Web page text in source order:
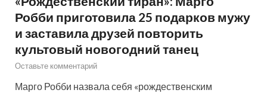
Робби приготовила 25 подарков мужу
и заставила друзей повторить
культовый новогодний танец
Оставьте комментарий
Марго Робби назвала себя «рождественским